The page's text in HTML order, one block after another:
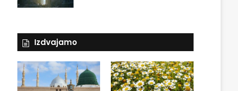
Izdvajamo